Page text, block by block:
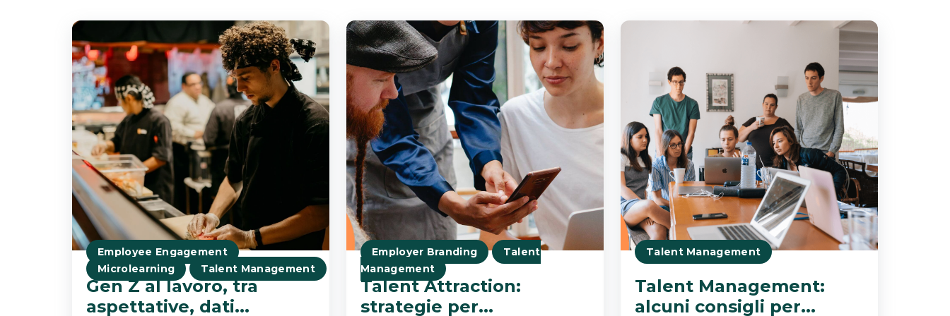
Employee Engagement
Microlearning
Talent Management
Gen Z al lavoro, tra
aspettative, dati...
Employer Branding
Talent
Management
Talent Attraction:
strategie per...
Talent Management
Talent Management:
alcuni consigli per...